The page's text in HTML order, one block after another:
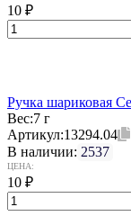
10 ₽
Ручка шариковая
Вес:7 г
Артикул:13294.04
В наличии: 2537
ЦЕНА:
10 ₽